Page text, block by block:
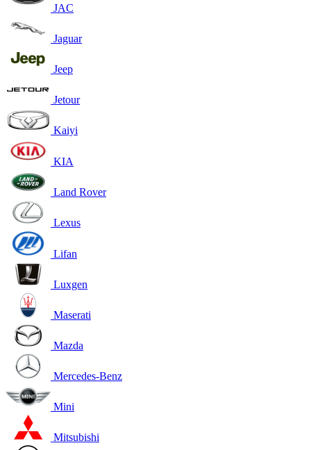
JAC
Jaguar
Jeep
Jetour
Kaiyi
KIA
Land Rover
Lexus
Lifan
Luxgen
Maserati
Mazda
Mercedes-Benz
Mini
Mitsubishi